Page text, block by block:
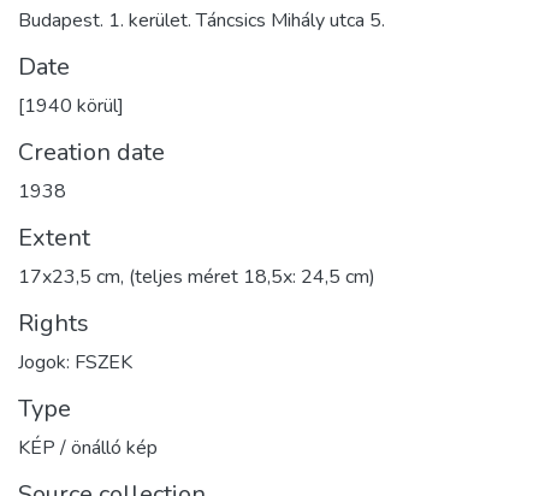
Budapest. 1. kerület. Táncsics Mihály utca 5.
Date
[1940 körül]
Creation date
1938
Extent
17x23,5 cm, (teljes méret 18,5x: 24,5 cm)
Rights
Jogok: FSZEK
Type
KÉP / önálló kép